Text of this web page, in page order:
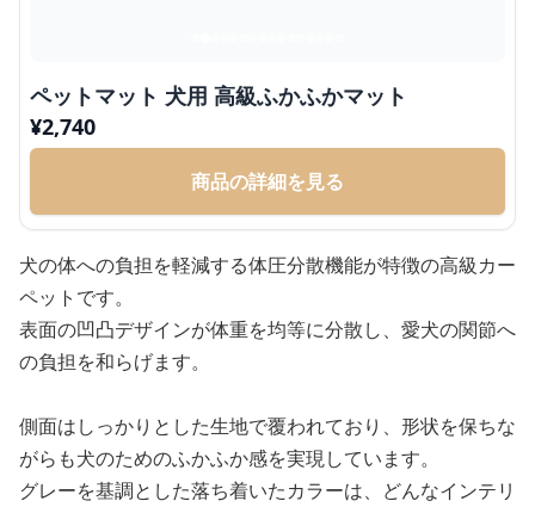
ペットマット 犬用 高級ふかふかマット
¥2,740
商品の詳細を見る
犬の体への負担を軽減する体圧分散機能が特徴の高級カー
ペットです。
表面の凹凸デザインが体重を均等に分散し、愛犬の関節へ
の負担を和らげます。
側面はしっかりとした生地で覆われており、形状を保ちな
がらも犬のためのふかふか感を実現しています。
グレーを基調とした落ち着いたカラーは、どんなインテリ